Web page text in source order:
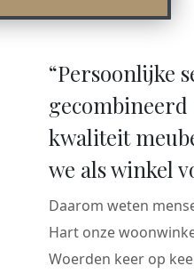
“Persoonlijke
gecombineerd
kwaliteit
we als winkel
Daarom weten
Hart onze
Woerden keer op